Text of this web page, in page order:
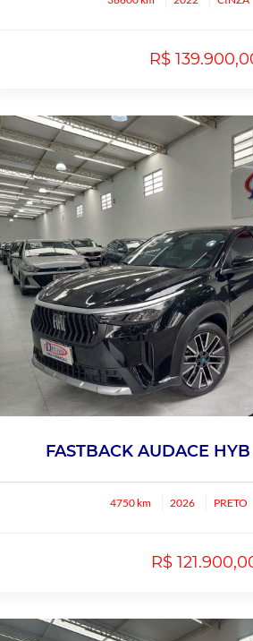
R$
FASTBACK AUDACE
4750 km 2026 PRETO
R$